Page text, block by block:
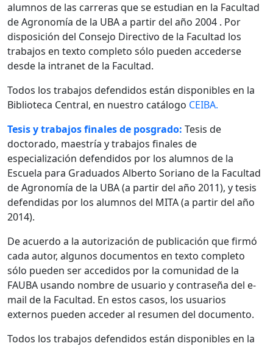
alumnos de las carreras que se estudian en la Facultad
de Agronomía de la UBA a partir del año 2004 . Por
disposición del Consejo Directivo de la Facultad los
trabajos en texto completo sólo pueden accederse
desde la intranet de la Facultad.
Todos los trabajos defendidos están disponibles en la
Biblioteca Central, en nuestro catálogo CEIBA.
Tesis y trabajos finales de posgrado: Tesis de
doctorado, maestría y trabajos finales de
especialización defendidos por los alumnos de la
Escuela para Graduados Alberto Soriano de la Facultad
de Agronomía de la UBA (a partir del año 2011), y tesis
defendidas por los alumnos del MITA (a partir del año
2014).
De acuerdo a la autorización de publicación que firmó
cada autor, algunos documentos en texto completo
sólo pueden ser accedidos por la comunidad de la
FAUBA usando nombre de usuario y contraseña del e-
mail de la Facultad. En estos casos, los usuarios
externos pueden acceder al resumen del documento.
Todos los trabajos defendidos están disponibles en la